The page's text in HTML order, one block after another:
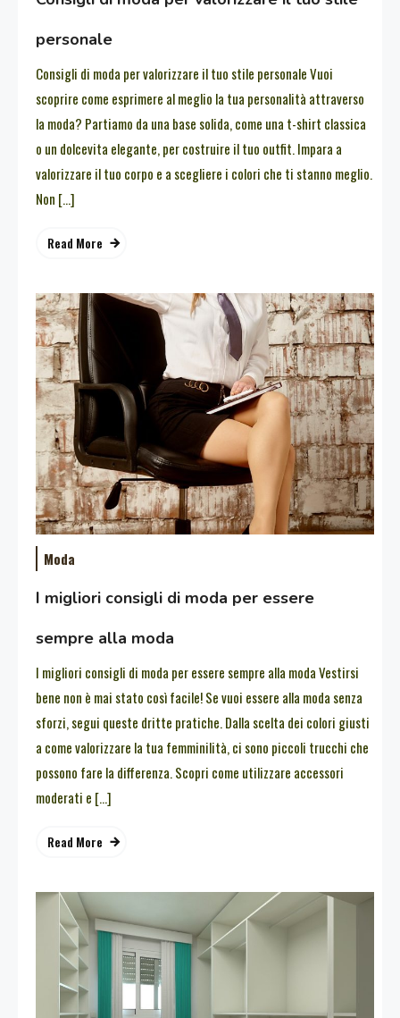
personale
Consigli di moda per valorizzare il tuo stile personale Vuoi
scoprire come esprimere al meglio la tua personalità attraverso
la moda? Partiamo da una base solida, come una t-shirt classica
o un dolcevita elegante, per costruire il tuo outfit. Impara a
valorizzare il tuo corpo e a scegliere i colori che ti stanno meglio.
Non […]
Read More
Moda
I migliori consigli di moda per essere
sempre alla moda
I migliori consigli di moda per essere sempre alla moda Vestirsi
bene non è mai stato così facile! Se vuoi essere alla moda senza
sforzi, segui queste dritte pratiche. Dalla scelta dei colori giusti
a come valorizzare la tua femminilità, ci sono piccoli trucchi che
possono fare la differenza. Scopri come utilizzare accessori
moderati e […]
Read More